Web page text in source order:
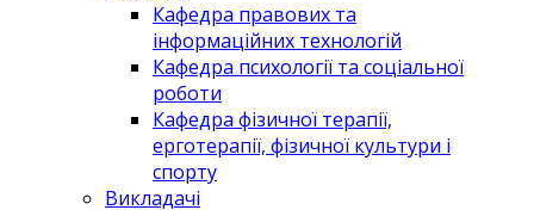
Кафедра правових та
інформаційних технологій
Кафедра психології та соціальної
роботи
Кафедра фізичної терапії,
ерготерапії, фізичної культури і
спорту
Викладачі